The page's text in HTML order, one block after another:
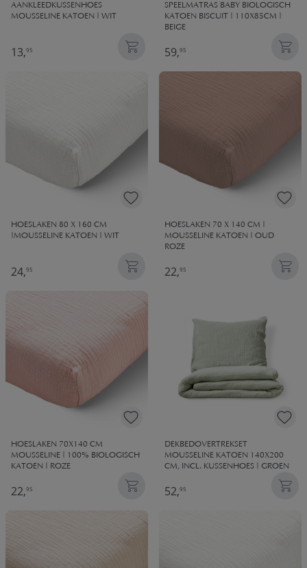
AANKLEEDKUSSENHOES
MOUSSELINE KATOEN | WIT
13,95
SPEELMATRAS BABY BIOLOGISCH
KATOEN BISCUIT | 110X85CM |
BEIGE
59,95
HOESLAKEN 80 X 160 CM
|MOUSSELINE KATOEN | WIT
24,95
HOESLAKEN 70 X 140 CM |
MOUSSELINE KATOEN | OUD
ROZE
22,95
HOESLAKEN 70X140 CM
MOUSSELINE | 100% BIOLOGISCH
KATOEN | ROZE
22,95
DEKBEDOVERTREKSET
MOUSSELINE KATOEN 140X200
CM, INCL. KUSSENHOES | GROEN
52,95